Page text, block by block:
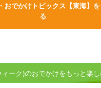
おでかけトピックス【東海】
る
ーク)のおでかけをもっと楽